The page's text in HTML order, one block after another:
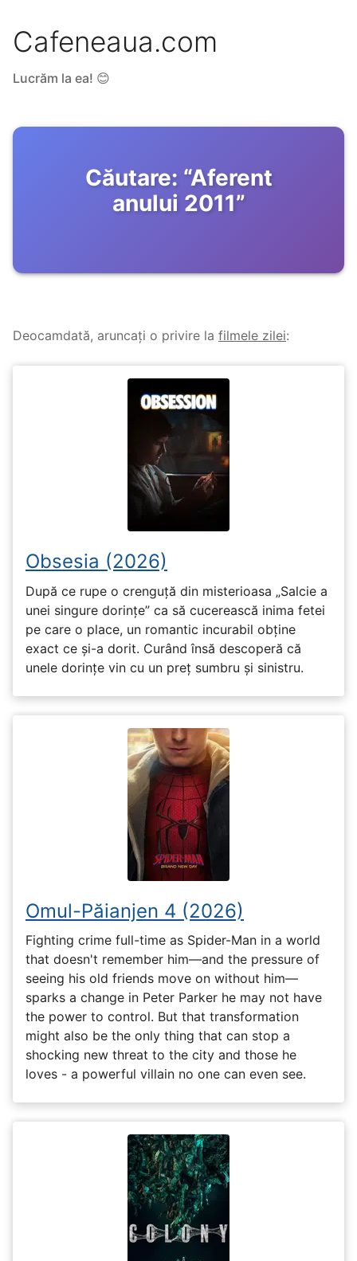
Cafeneaua.com
Lucrăm la ea! 😊
Căutare: “Aferent
anului 2011”
Deocamdată, aruncați o privire la filmele zilei:
Obsesia (2026)
După ce rupe o crenguță din misterioasa „Salcie a
unei singure dorințe” ca să cucerească inima fetei
pe care o place, un romantic incurabil obține
exact ce și-a dorit. Curând însă descoperă că
unele dorințe vin cu un preț sumbru și sinistru.
Omul-Păianjen 4 (2026)
Fighting crime full-time as Spider-Man in a world
that doesn't remember him—and the pressure of
seeing his old friends move on without him—
sparks a change in Peter Parker he may not have
the power to control. But that transformation
might also be the only thing that can stop a
shocking new threat to the city and those he
loves - a powerful villain no one can even see.